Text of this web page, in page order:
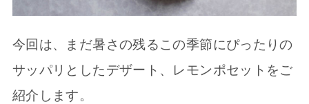
今回は、まだ暑さの残るこの季節にぴったりの
サッパリとしたデザート、レモンポセットをご
紹介します。